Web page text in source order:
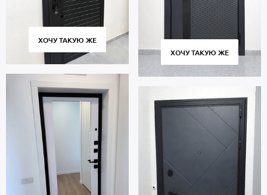
ХОЧУ ТАКУЮ ЖЕ
ХОЧУ ТАКУЮ ЖЕ